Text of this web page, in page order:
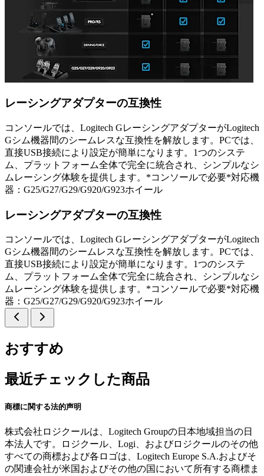
レーシングアダプターの互換性
コンソールでは、Logitech GレーシングアダプターがLogitech
Gシム機器間のシームレスな互換性を解放します。PCでは、
直接USB接続により設定が簡単になります。1つのシステ
ム、プラットフォーム全体で完全に統合され、シンプルなシ
ムレーシング体験を提供します。*コンソールで必要*対応機
器：G25/G27/G29/G920/G923ホイール
レーシングアダプターの互換性
コンソールでは、Logitech GレーシングアダプターがLogitech
Gシム機器間のシームレスな互換性を解放します。PCでは、
直接USB接続により設定が簡単になります。1つのシステ
ム、プラットフォーム全体で完全に統合され、シンプルなシ
ムレーシング体験を提供します。*コンソールで必要*対応機
器：G25/G27/G29/G920/G923ホイール
おすすめ
最近チェックした商品
商標に関する法的声明
株式会社ロジクールは、Logitech Groupの日本地域担当の日
本法人です。ロジクール、Logi、およびロジクールのその他
すべての商標および各ロゴは、Logitech Europe S.A.およびそ
の関連会社が米国およびその他の国において所有する商標ま